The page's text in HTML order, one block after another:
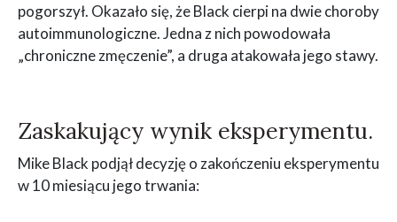
pogorszył. Okazało się, że Black cierpi na dwie choroby
autoimmunologiczne. Jedna z nich powodowała
„chroniczne zmęczenie”, a druga atakowała jego stawy.
Zaskakujący wynik eksperymentu.
Mike Black podjął decyzję o zakończeniu eksperymentu
w 10 miesiącu jego trwania: